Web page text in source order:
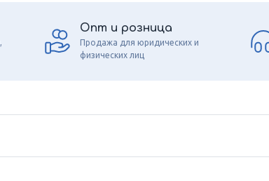
Опт и розница
Продажа для юридических и
физических лиц